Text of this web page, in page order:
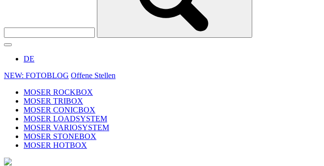
DE
NEW: FOTOBLOG Offene Stellen
MOSER ROCKBOX
MOSER TRIBOX
MOSER CONICBOX
MOSER LOADSYSTEM
MOSER VARIOSYSTEM
MOSER STONEBOX
MOSER HOTBOX